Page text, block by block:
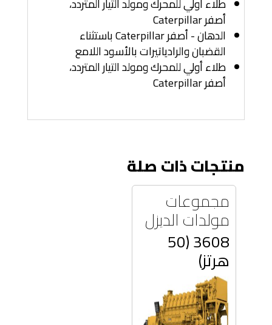
طلاء أولي للمحرك ومولد التيار المتردد،
أصفر Caterpillar
الدهان - أصفر Caterpillar باستثناء
القضبان والرادياتيرات بالأسود اللامع
طلاء أولي للمحرك ومولد التيار المتردد،
أصفر Caterpillar
منتجات ذات صلة
مجموعات
مولدات الديزل
3608 (50
هرتز)